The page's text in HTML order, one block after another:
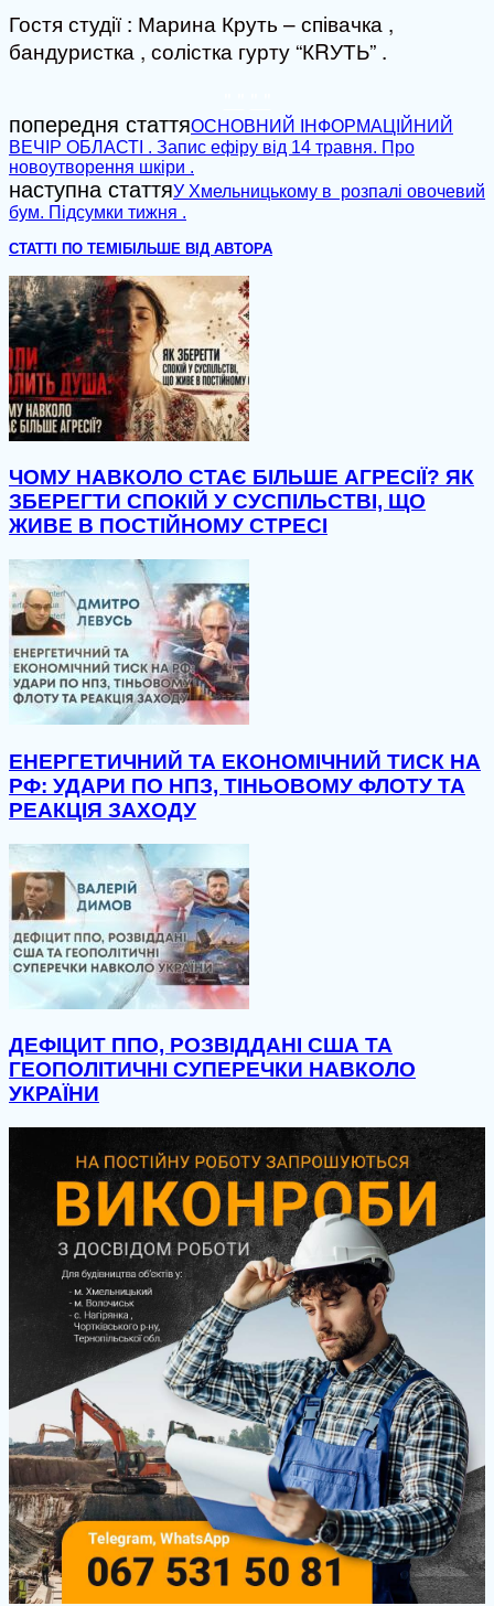
Гостя студії : Марина Круть – співачка ,
бандуристка , солістка гурту “КRУТЬ” .
попередня статтяОСНОВНИЙ ІНФОРМАЦІЙНИЙ
ВЕЧІР ОБЛАСТІ . Запис ефіру від 14 травня. Про
новоутворення шкіри .
наступна статтяУ Хмельницькому в розпалі овочевий
бум. Підсумки тижня .
СТАТТІ ПО ТЕМІ БІЛЬШЕ ВІД АВТОРА
ЧОМУ НАВКОЛО СТАЄ БІЛЬШЕ АГРЕСІЇ? ЯК
ЗБЕРЕГТИ СПОКІЙ У СУСПІЛЬСТВІ, ЩО
ЖИВЕ В ПОСТІЙНОМУ СТРЕСІ
ЕНЕРГЕТИЧНИЙ ТА ЕКОНОМІЧНИЙ ТИСК НА
РФ: УДАРИ ПО НПЗ, ТІНЬОВОМУ ФЛОТУ ТА
РЕАКЦІЯ ЗАХОДУ
ДЕФІЦИТ ППО, РОЗВІДДАНІ США ТА
ГЕОПОЛІТИЧНІ СУПЕРЕЧКИ НАВКОЛО
УКРАЇНИ